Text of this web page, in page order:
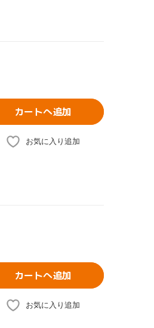
カートへ追加
お気に入り追加
カートへ追加
お気に入り追加